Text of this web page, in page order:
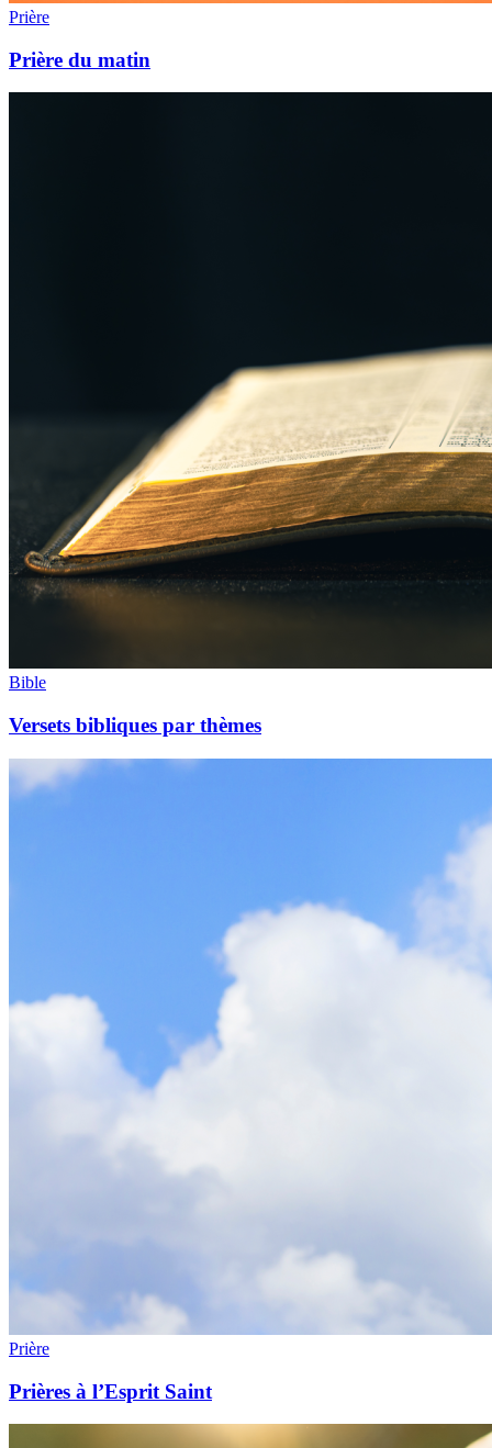
Prière
Prière du matin
Bible
Versets bibliques par thèmes
Prière
Prières à l’Esprit Saint